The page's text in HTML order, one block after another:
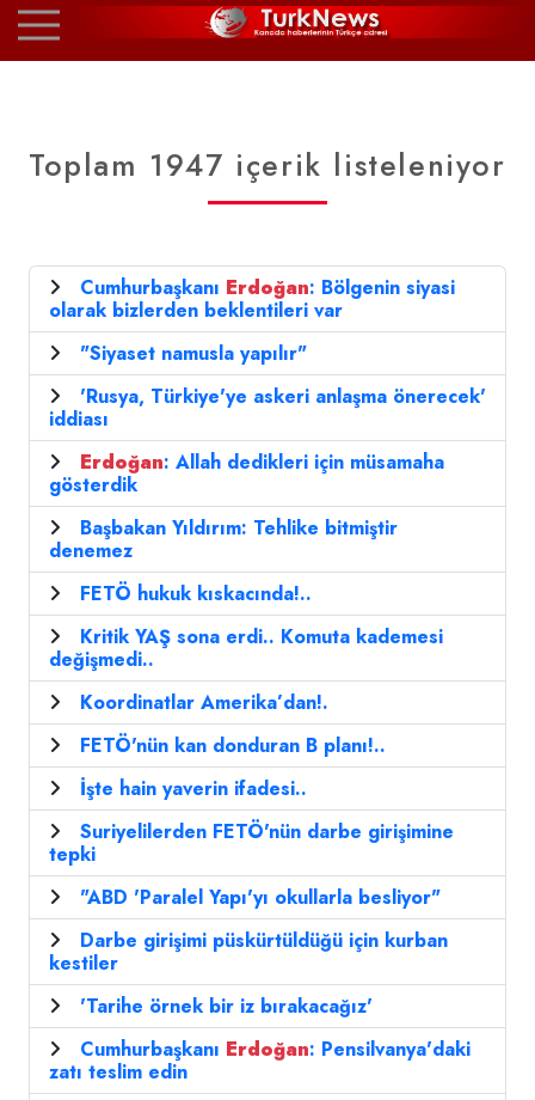
Toplam 1947 içerik listeleniyor
Cumhurbaşkanı Erdoğan: Bölgenin siyasi
olarak bizlerden beklentileri var
"Siyaset namusla yapılır"
'Rusya, Türkiye'ye askeri anlaşma önerecek'
iddiası
Erdoğan: Allah dedikleri için müsamaha
gösterdik
Başbakan Yıldırım: Tehlike bitmiştir
denemez
FETÖ hukuk kıskacında!..
Kritik YAŞ sona erdi.. Komuta kademesi
değişmedi..
Koordinatlar Amerika’dan!.
FETÖ'nün kan donduran B planı!..
İşte hain yaverin ifadesi..
Suriyelilerden FETÖ'nün darbe girişimine
tepki
"ABD 'Paralel Yapı'yı okullarla besliyor"
Darbe girişimi püskürtüldüğü için kurban
kestiler
'Tarihe örnek bir iz bırakacağız'
Cumhurbaşkanı Erdoğan: Pensilvanya'daki
zatı teslim edin